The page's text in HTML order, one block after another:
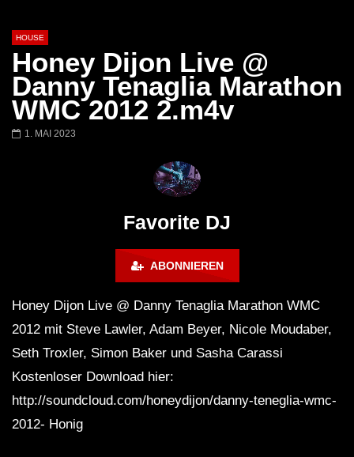
Später
00:20:23
Maravilla @ Tecate Pal Norte
2023 Monterrey NL 3 31 23
HOUSE
Honey Dijon Live @
Danny Tenaglia Marathon
WMC 2012 2.m4v
1. MAI 2023
Favorite DJ
ABONNIEREN
Honey Dijon Live @ Danny Tenaglia Marathon WMC
2012 mit Steve Lawler, Adam Beyer, Nicole Moudaber,
Seth Troxler, Simon Baker und Sasha Carassi
Kostenloser Download hier:
http://soundcloud.com/honeydijon/danny-teneglia-wmc-
2012- Honig